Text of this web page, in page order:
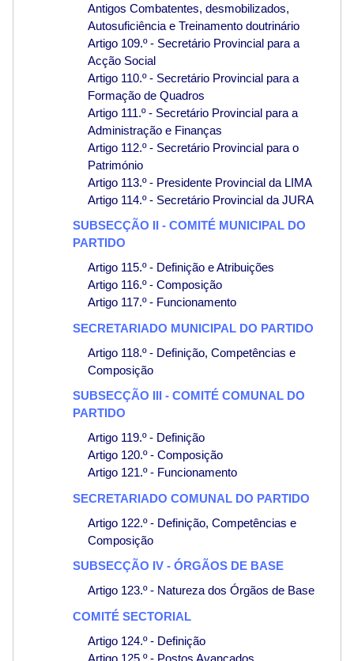
Antigos Combatentes, desmobilizados,
Autosuficiência e Treinamento doutrinário
Artigo 109.º - Secretário Provincial para a
Acção Social
Artigo 110.º - Secretário Provincial para a
Formação de Quadros
Artigo 111.º - Secretário Provincial para a
Administração e Finanças
Artigo 112.º - Secretário Provincial para o
Património
Artigo 113.º - Presidente Provincial da LIMA
Artigo 114.º - Secretário Provincial da JURA
SUBSECÇÃO II - COMITÉ MUNICIPAL DO
PARTIDO
Artigo 115.º - Definição e Atribuições
Artigo 116.º - Composição
Artigo 117.º - Funcionamento
SECRETARIADO MUNICIPAL DO PARTIDO
Artigo 118.º - Definição, Competências e
Composição
SUBSECÇÃO III - COMITÉ COMUNAL DO
PARTIDO
Artigo 119.º - Definição
Artigo 120.º - Composição
Artigo 121.º - Funcionamento
SECRETARIADO COMUNAL DO PARTIDO
Artigo 122.º - Definição, Competências e
Composição
SUBSECÇÃO IV - ÓRGÃOS DE BASE
Artigo 123.º - Natureza dos Órgãos de Base
COMITÉ SECTORIAL
Artigo 124.º - Definição
Artigo 125.º - Postos Avançados